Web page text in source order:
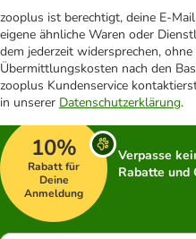
zooplus ist berechtigt, deine E-
eigene ähnliche Waren oder
dem jederzeit widersprechen,
Übermittlungskosten nach den
zooplus Kundenservice
in unserer Datenschutzerklärung.
10%
Rabatt für
Deine
Anmeldung
Verpasse
Rabatte und